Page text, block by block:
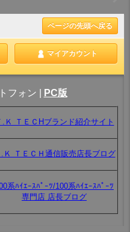
ページの先頭へ戻る
マイアカウント
フォン PC版
.Ｋ ＴＥＣHブランド紹介サイト
.Ｋ ＴＥＣＨ通信販売店長ブログ
系ﾊｲｴｰｽﾊﾟｰﾂ/100系ﾊｲｴｰｽﾊﾟｰﾂ
専門店 店長ブログ